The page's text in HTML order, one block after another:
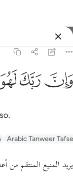
ﱽﱾﱿ
Arabic Tanweer
يريد المنيع المنتقم من